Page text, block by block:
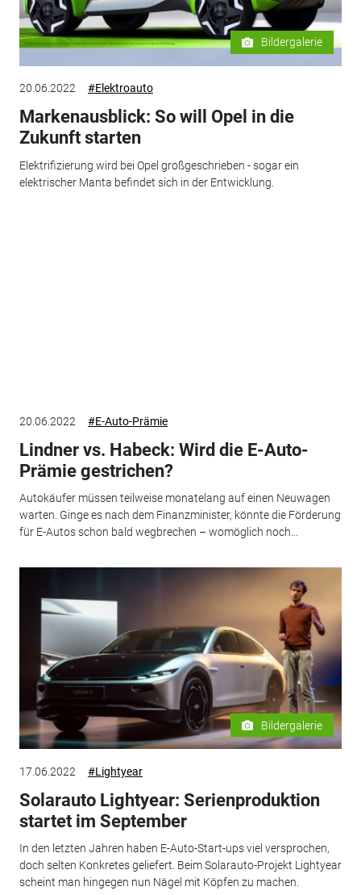
Bildergalerie
20.06.2022 #Elektroauto
Markenausblick: So will Opel in die
Zukunft starten
Elektrifizierung wird bei Opel großgeschrieben - sogar ein
elektrischer Manta befindet sich in der Entwicklung.
20.06.2022 #E-Auto-Prämie
Lindner vs. Habeck: Wird die E-Auto-
Prämie gestrichen?
Autokäufer müssen teilweise monatelang auf einen Neuwagen
warten. Ginge es nach dem Finanzminister, könnte die Förderung
für E-Autos schon bald wegbrechen – womöglich noch...
Bildergalerie
17.06.2022 #Lightyear
Solarauto Lightyear: Serienproduktion
startet im September
In den letzten Jahren haben E-Auto-Start-ups viel versprochen,
doch selten Konkretes geliefert. Beim Solarauto-Projekt Lightyear
scheint man hingegen nun Nägel mit Köpfen zu machen.